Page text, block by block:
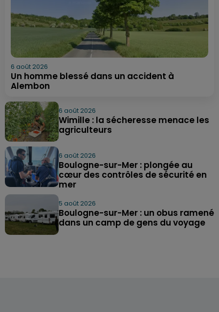
6 août 2026
Un homme blessé dans un accident à
Alembon
6 août 2026
Wimille : la sécheresse menace les
agriculteurs
6 août 2026
Boulogne-sur-Mer : plongée au
cœur des contrôles de sécurité en
mer
5 août 2026
Boulogne-sur-Mer : un obus ramené
dans un camp de gens du voyage